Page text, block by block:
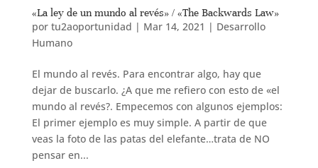
«La ley de un mundo al revés» / «The Backwards Law»
por tu2aoportunidad | Mar 14, 2021 | Desarrollo
Humano
El mundo al revés. Para encontrar algo, hay que
dejar de buscarlo. ¿A que me refiero con esto de «el
mundo al revés?. Empecemos con algunos ejemplos:
El primer ejemplo es muy simple. A partir de que
veas la foto de las patas del elefante…trata de NO
pensar en...